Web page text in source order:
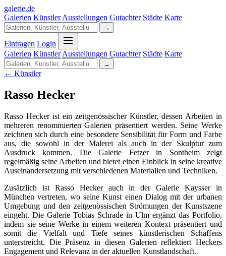
galerie.de
Galerien Künstler Ausstellungen Gutachter Städte Karte
→
Eintragen Login
Galerien Künstler Ausstellungen Gutachter Städte Karte
→
← Künstler
Rasso Hecker
Rasso Hecker ist ein zeitgenössischer Künstler, dessen Arbeiten in
mehreren renommierten Galerien präsentiert werden. Seine Werke
zeichnen sich durch eine besondere Sensibilität für Form und Farbe
aus, die sowohl in der Malerei als auch in der Skulptur zum
Ausdruck kommen. Die Galerie Fetzer in Sontheim zeigt
regelmäßig seine Arbeiten und bietet einen Einblick in seine kreative
Auseinandersetzung mit verschiedenen Materialien und Techniken.
Zusätzlich ist Rasso Hecker auch in der Galerie Kaysser in
München vertreten, wo seine Kunst einen Dialog mit der urbanen
Umgebung und den zeitgenössischen Strömungen der Kunstszene
eingeht. Die Galerie Tobias Schrade in Ulm ergänzt das Portfolio,
indem sie seine Werke in einem weiteren Kontext präsentiert und
somit die Vielfalt und Tiefe seines künstlerischen Schaffens
unterstreicht. Die Präsenz in diesen Galerien reflektiert Heckers
Engagement und Relevanz in der aktuellen Kunstlandschaft.